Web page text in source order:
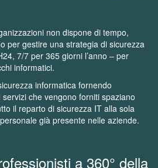
non dispone di tempo,
per gestire una strategia di sicurezza
7/7 per 365 giorni l’anno – per
informatici.
informatica fornendo
che vengono forniti spaziano
il reparto di sicurezza IT alla sola
già presente nelle aziende.
a 360° della